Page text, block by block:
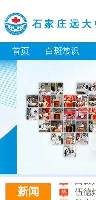
石家庄远
首页 白斑常识
新闻
白癜
伍德
脸上